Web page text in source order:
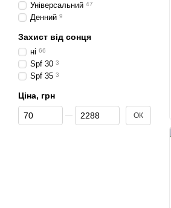
Універсальний 47
Денний 9
Захист від сонця
ні 66
Spf 30 3
Spf 35 3
Ціна, грн
Від Ціна, грн
До Ціна, грн ОК